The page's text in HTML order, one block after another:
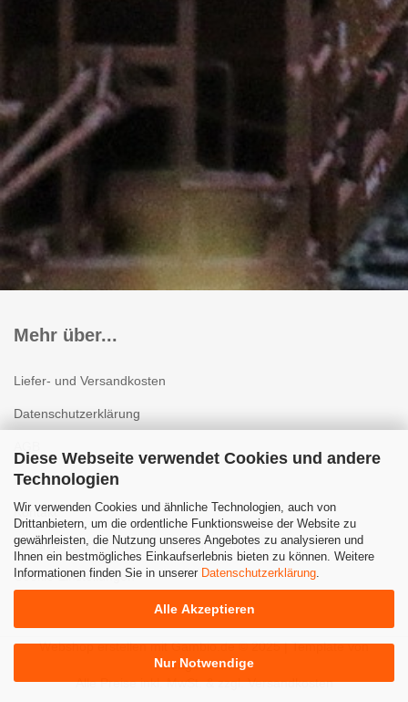
Diese Webseite verwendet Cookies und andere
Technologien
Wir verwenden Cookies und ähnliche Technologien, auch von
Drittanbietern, um die ordentliche Funktionsweise der Website zu
gewährleisten, die Nutzung unseres Angebotes zu analysieren und
Ihnen ein bestmögliches Einkaufserlebnis bieten zu können. Weitere
Informationen finden Sie in unserer Datenschutzerklärung
Alle Akzeptieren
Nur Notwendige
Mehr über...
Liefer- und Versandkosten
Datenschutzerklärung
Impressum
Kontakt
Widerrufsrecht & Muster-Widerrufsformular
Cookie Einstellungen
Webshop erstellenmit Gambio.de © 2025 | Template von
JungCreative.
Alle Preise inkl. MwSt. & zzgl. Versandkosten